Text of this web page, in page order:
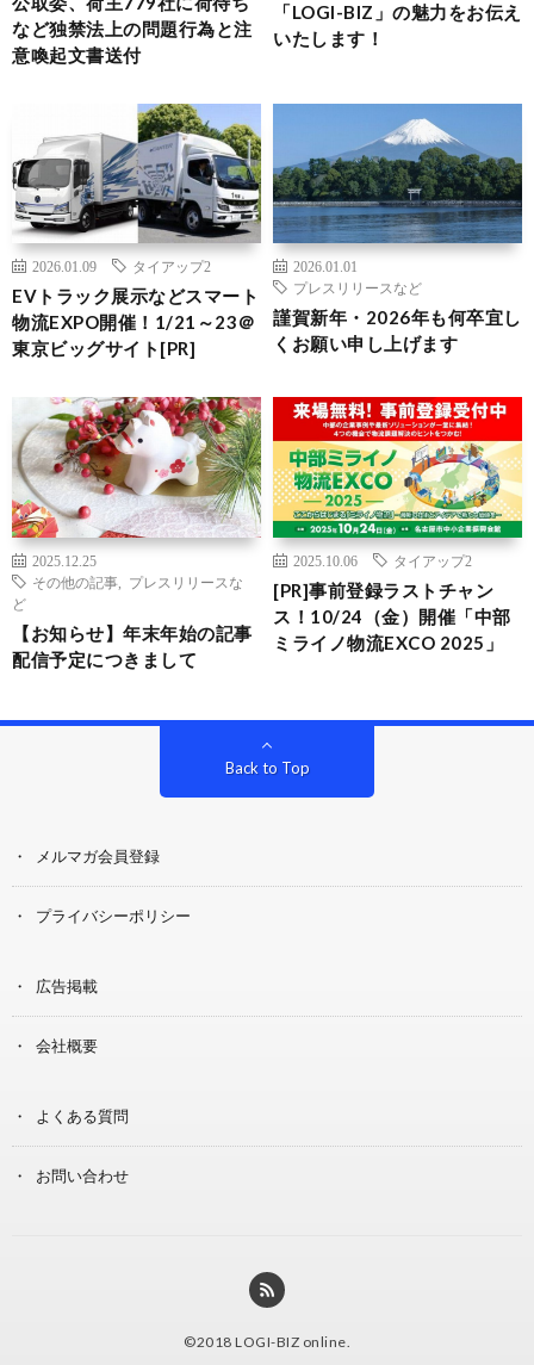
など独禁法上の問題行為と注
意喚起文書送付
「LOGI-BIZ」の魅力をお伝え
いたします！
2026.01.09 タイアップ2
EVトラック展示などスマート
物流EXPO開催！1/21～23＠
東京ビッグサイト[PR]
2026.01.01
プレスリリースなど
謹賀新年・2026年も何卒宜し
くお願い申し上げます
2025.12.25
その他の記事
プレスリリースな
ど
【お知らせ】年末年始の記事
配信予定につきまして
2025.10.06 タイアップ2
[PR]事前登録ラストチャン
ス！10/24（金）開催「中部
ミライノ物流EXCO 2025」
Back to Top
メルマガ会員登録
プライバシーポリシー
広告掲載
会社概要
よくある質問
お問い合わせ
©2018 LOGI-BIZ online